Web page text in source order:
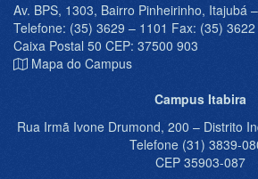
Av. BPS, 1303, Bairro Pinheirinho, Itajubá
Telefone: (35) 3629 – 1101 Fax: (35)
Caixa Postal 50 CEP: 37500 903
Mapa do Campus
Campus Itabira
Rua Irmã Ivone Drumond, 200 – Distrito
Telefone (31) 3839-
CEP 35903-087